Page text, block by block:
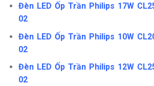
Đèn LED Ốp Trần Philips 17W
02
Đèn LED Ốp Trần Philips 10W
02
Đèn LED Ốp Trần Philips 12W
02